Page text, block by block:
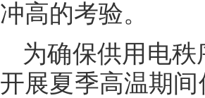
冲高的考验。
为确保供用电
开展夏季高温期